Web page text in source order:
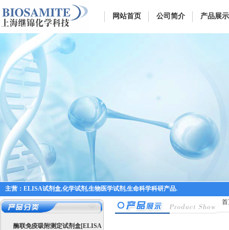
网站首页 公司简介 产品展示
主营：ELISA试剂盒,化学试剂,生物医学试剂,生命科学科研产品.
酶联免疫吸附测定试剂盒[ELISA